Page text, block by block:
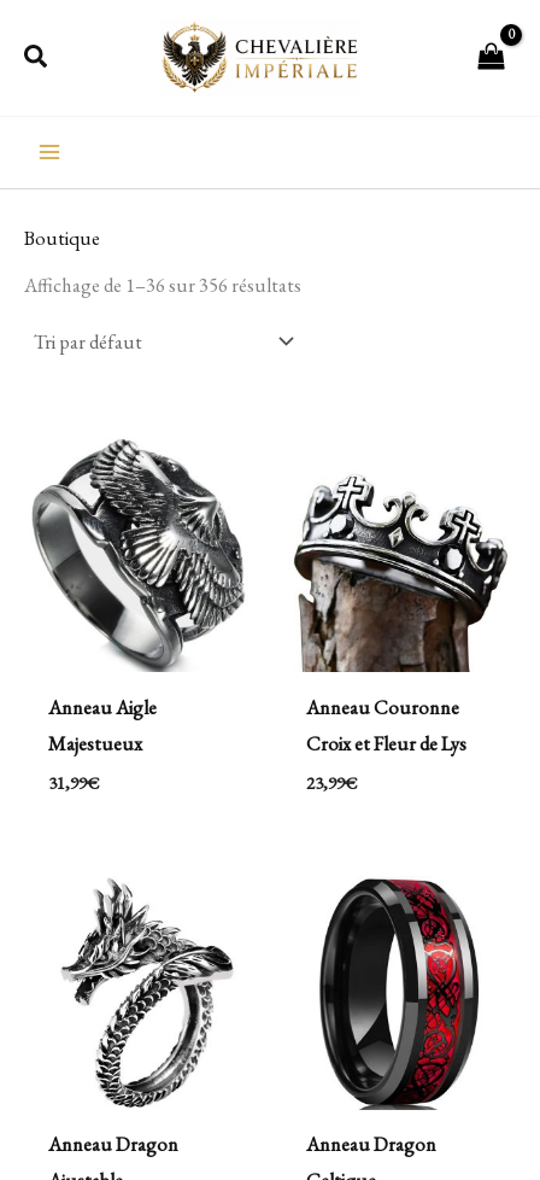
Rechercher
Boutique
Affichage de 1–36 sur 356 résultats
Anneau Aigle
Majestueux
31,99€
Anneau Couronne
Croix et Fleur de Lys
23,99€
Anneau Dragon
Anneau Dragon